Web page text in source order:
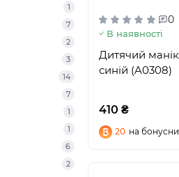
1
7
2
3
14
7
1
1
6
2
0
В наявності
Дитячий
синій (A0308)
410 ₴
20 на